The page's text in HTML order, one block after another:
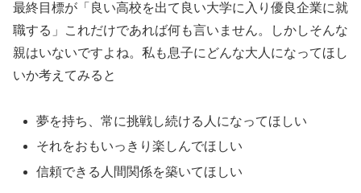
最終目標が「良い高校を出て良い大学に入り優良企業に就
職する」これだけであれば何も言いません。しかしそんな
親はいないですよね。私も息子にどんな大人になってほし
いか考えてみると
夢を持ち、常に挑戦し続ける人になってほしい
それをおもいっきり楽しんでほしい
信頼できる人間関係を築いてほしい